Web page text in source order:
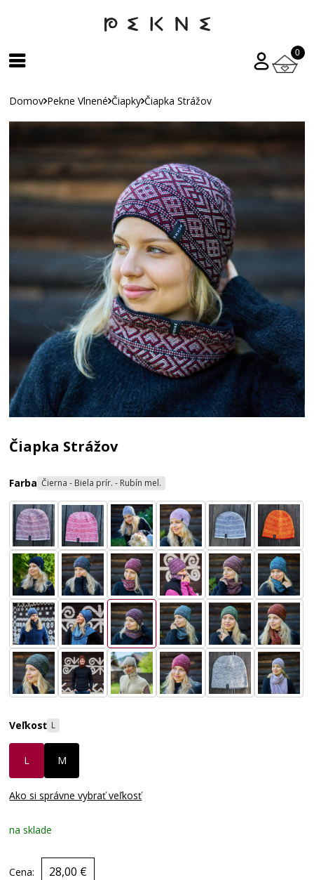
0
Domov Pekne Vlnené Čiapky Čiapka Strážov
Čiapka Strážov
Farba Čierna - Biela prír. - Rubín mel.
Veľkosť L
L M
Ako si správne vybrať veľkosť
na sklade
Cena: 28,00 €